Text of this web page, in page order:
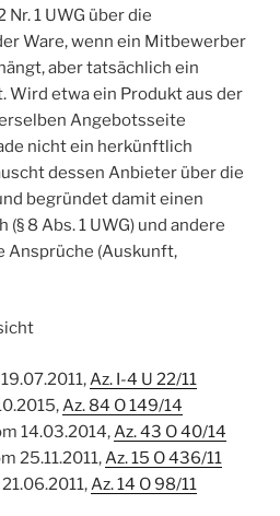
Nr. 1 UWG über die
Ware, wenn ein Mitbewerber
aber tatsächlich ein
Wird etwa ein Produkt aus der
Angebotsseite
nicht ein herkünftlich
dessen Anbieter über die
begründet damit einen
8 Abs. 1 UWG) und andere
(Auskunft,
Az. I-4 U 22/11
Az. 84 O 149/14
14.03.2014,Az. 43 O 40/14
25.11.2011,Az. 15 O 436/11
Az. 14 O 98/11